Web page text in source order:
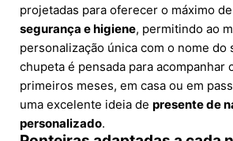
projetadas para oferecer o máximo de
segurança e higiene, permitindo ao
personalização única com o nome do
chupeta é pensada para acompanhar
primeiros meses, em casa ou em
uma excelente ideia de presente de
personalizado.